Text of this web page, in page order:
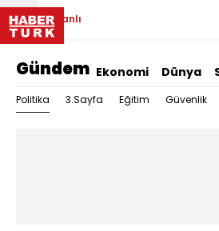
Canlı
Gündem Ekonomi Dünya
Politika 3.Sayfa Eğitim Güvenlik